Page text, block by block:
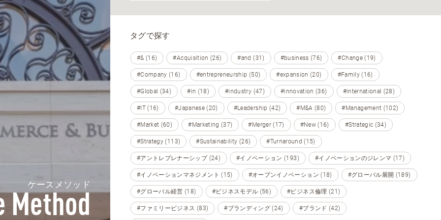
ケースメソッド
Method
タグで探す
#& (16) #Acquisition (26) #and (31) #business (76) #Change (19)
#Company (16) #entrepreneurship (50) #expansion (20) #Family (16)
#Global (34) #in (18) #industry (47) #innovation (36) #international (28)
#IT (16) #Japanese (20) #Leadership (42) #M&A (80) #Management (102)
#Market (60) #Marketing (37) #Merger (17) #New (16) #Strategic (34)
#Strategy (113) #Sustainability (26) #Turnaround (15)
#アントレプレナーシップ (24) #イノベーション (193) #イノベーションのジレンマ (17)
#イノベーションマネジメント (15) #オープンイノベーション (18) #グローバル展開 (189)
#グローバル経営 (18) #ビジネスモデル (56) #ビジネス倫理 (21)
#ファミリービジネス (83) #ブランディング (24) #ブランド (42)